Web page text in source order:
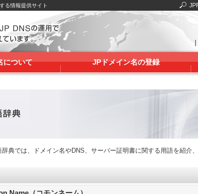
る情報提供サイト
|
について JPドメイン名の登録
典では、ドメイン名やDNS、サーバー証明書に関する用語を紹介、